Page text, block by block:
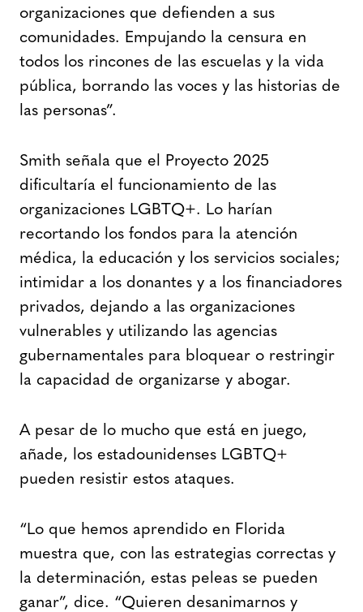
organizaciones que defienden a sus
comunidades. Empujando la censura en
todos los rincones de las escuelas y la vida
pública, borrando las voces y las historias de
las personas”.
Smith señala que el Proyecto 2025
dificultaría el funcionamiento de las
organizaciones LGBTQ+. Lo harían
recortando los fondos para la atención
médica, la educación y los servicios sociales;
intimidar a los donantes y a los financiadores
privados, dejando a las organizaciones
vulnerables y utilizando las agencias
gubernamentales para bloquear o restringir
la capacidad de organizarse y abogar.
A pesar de lo mucho que está en juego,
añade, los estadounidenses LGBTQ+
pueden resistir estos ataques.
“Lo que hemos aprendido en Florida
muestra que, con las estrategias correctas y
la determinación, estas peleas se pueden
ganar”, dice. “Quieren desanimarnos y